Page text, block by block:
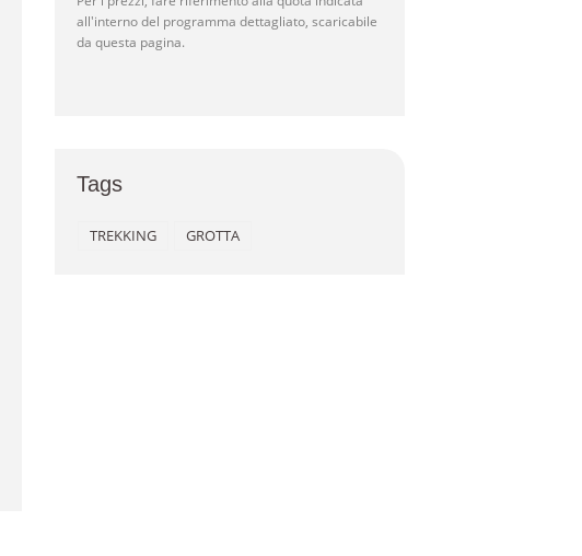
all'interno del programma dettagliato, scaricabile
da questa pagina.
Tags
TREKKING GROTTA